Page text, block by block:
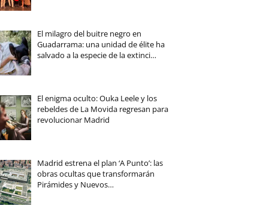
El milagro del buitre negro en
Guadarrama: una unidad de élite ha
salvado a la especie de la extinci…
El enigma oculto: Ouka Leele y los
rebeldes de La Movida regresan para
revolucionar Madrid
Madrid estrena el plan ‘A Punto’: las
obras ocultas que transformarán
Pirámides y Nuevos…